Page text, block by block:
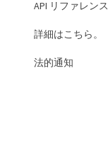
API リファレンス
詳細はこちら。
法的通知